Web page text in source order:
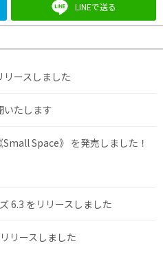
LINEで送る
ースしました
いたします
Small Space》 を発売しました！
6.3 をリリースしました
リースしました